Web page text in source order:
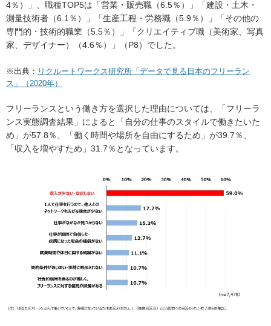
4％）」、職種TOP5は「営業・販売職（6.5％）」「建設・土木・
測量技術者（6.1％）」「生産工程・労務職（5.9％）」「その他の
専門的・技術的職業（5.5％）」「クリエイティブ職（美術家、写真
家、デザイナー）（4.6％）」（P8）でした。
※出典： リクルートワークス研究所「データで見る日本のフリーラン
ス」（2020年）
フリーランスという働き方を選択した理由については、「フリーラ
ンス実態調査結果」によると「自分の仕事のスタイルで働きたいた
め」が57.8％、「働く時間や場所を自由にするため」が39.7％、
「収入を増やすため」31.7％となっています。